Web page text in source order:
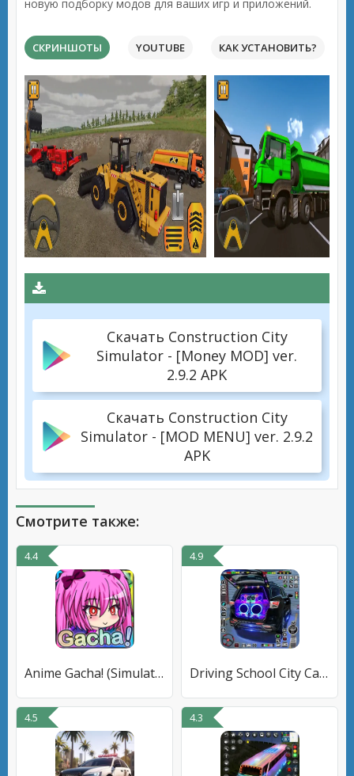
новую подборку модов для ваших игр и приложений.
СКРИНШОТЫ YOUTUBE КАК УСТАНОВИТЬ?
Скачать Construction City
Simulator - [Money MOD] ver.
2.9.2 APK
Скачать Construction City
Simulator - [MOD MENU] ver. 2.9.2
APK
Смотрите также:
4.4
Anime Gacha! (Simulator & RPG)
4.9
Driving School City Car Games
4.5 4.3